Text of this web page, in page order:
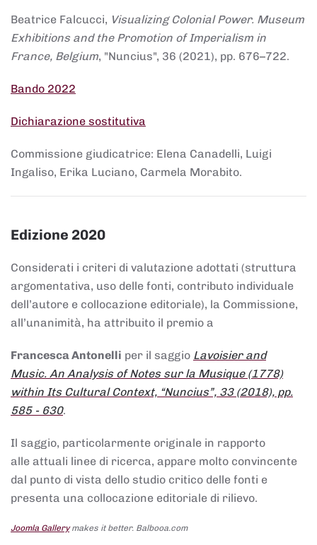
Beatrice Falcucci, Visualizing Colonial Power. Museum
Exhibitions and the Promotion of Imperialism in
France, Belgium, "Nuncius", 36 (2021), pp. 676–722.
Bando 2022
Dichiarazione sostitutiva
Commissione giudicatrice: Elena Canadelli, Luigi
Ingaliso, Erika Luciano, Carmela Morabito.
Edizione 2020
Considerati i criteri di valutazione adottati (struttura
argomentativa, uso delle fonti, contributo individuale
dell’autore e collocazione editoriale), la Commissione,
all’unanimità, ha attribuito il premio a
Francesca Antonelli per il saggio Lavoisier and
Music. An Analysis of Notes sur la Musique (1778)
within Its Cultural Context, “Nuncius”, 33 (2018), pp.
585 - 630.
Il saggio, particolarmente originale in rapporto
alle attuali linee di ricerca, appare molto convincente
dal punto di vista dello studio critico delle fonti e
presenta una collocazione editoriale di rilievo.
Joomla Gallerymakes it better. Balbooa.com